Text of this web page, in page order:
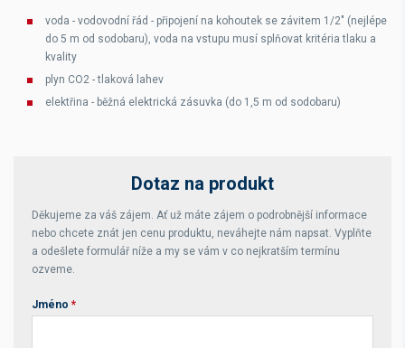
voda - vodovodní řád - připojení na kohoutek se závitem 1/2" (nejlépe
do 5 m od sodobaru), voda na vstupu musí splňovat kritéria tlaku a
kvality
plyn CO2 - tlaková lahev
elektřina - běžná elektrická zásuvka (do 1,5 m od sodobaru)
Dotaz na produkt
Děkujeme za váš zájem. Ať už máte zájem o podrobnější informace
nebo chcete znát jen cenu produktu, neváhejte nám napsat. Vyplňte
a odešlete formulář níže a my se vám v co nejkratším termínu
ozveme.
Jméno *